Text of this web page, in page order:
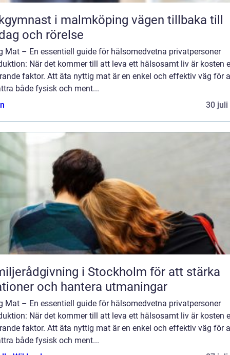
i malmköping vägen tillbaka till
och rörelse
Mat – En essentiell guide för hälsomedvetna privatpersoner
När det kommer till att leva ett hälsosamt liv är kosten
faktor. Att äta nyttig mat är en enkel och effektiv väg för
både fysisk och ment...
30 juli
i Stockholm för att stärka
och hantera utmaningar
Mat – En essentiell guide för hälsomedvetna privatpersoner
När det kommer till att leva ett hälsosamt liv är kosten
faktor. Att äta nyttig mat är en enkel och effektiv väg för
både fysisk och ment...